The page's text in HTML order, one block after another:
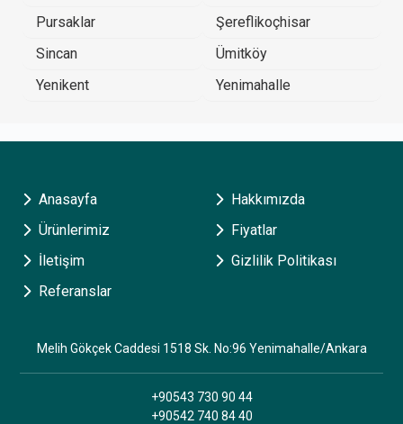
Pursaklar
Şereflikoçhisar
Sincan
Ümitköy
Yenikent
Yenimahalle
Anasayfa
Hakkımızda
Ürünlerimiz
Fiyatlar
İletişim
Gizlilik Politikası
Referanslar
Melih Gökçek Caddesi 1518 Sk. No:96 Yenimahalle/Ankara
+90543 730 90 44
+90542 740 84 40